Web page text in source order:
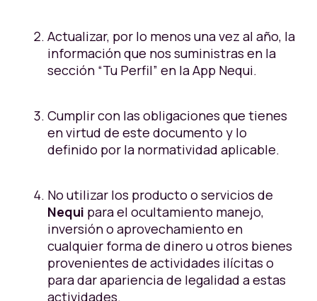
Actualizar, por lo menos una vez al año, la
información que nos suministras en la
sección “Tu Perfil” en la App Nequi.
Cumplir con las obligaciones que tienes
en virtud de este documento y lo
definido por la normatividad aplicable.
No utilizar los producto o servicios de
Nequi para el ocultamiento manejo,
inversión o aprovechamiento en
cualquier forma de dinero u otros bienes
provenientes de actividades ilícitas o
para dar apariencia de legalidad a estas
actividades.